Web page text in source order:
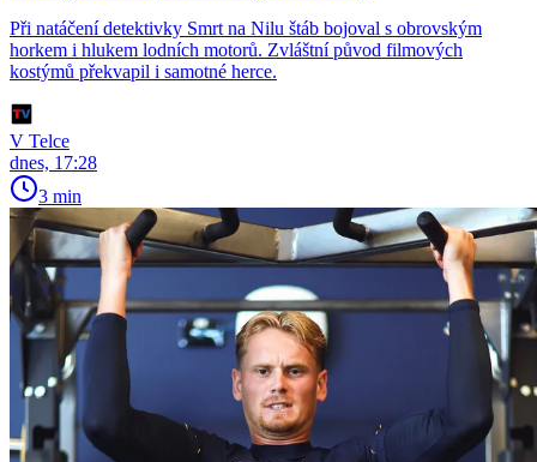
Při natáčení detektivky Smrt na Nilu štáb bojoval s obrovským
horkem i hlukem lodních motorů. Zvláštní původ filmových
kostýmů překvapil i samotné herce.
V Telce
dnes, 17:28
3 min